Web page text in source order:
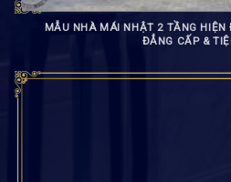
MẪU NHÀ MÁI NHẬT 2 TẦNG HIỆN
ĐẲNG CẤP &